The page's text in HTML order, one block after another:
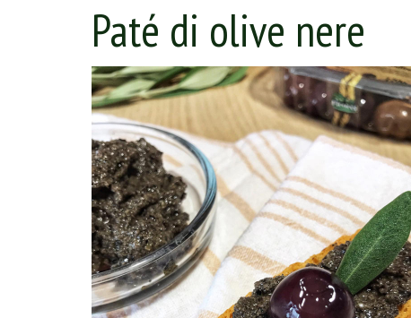
Paté di olive nere